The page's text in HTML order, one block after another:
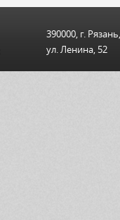
390000, г. Рязань,
ул. Ленина, 52